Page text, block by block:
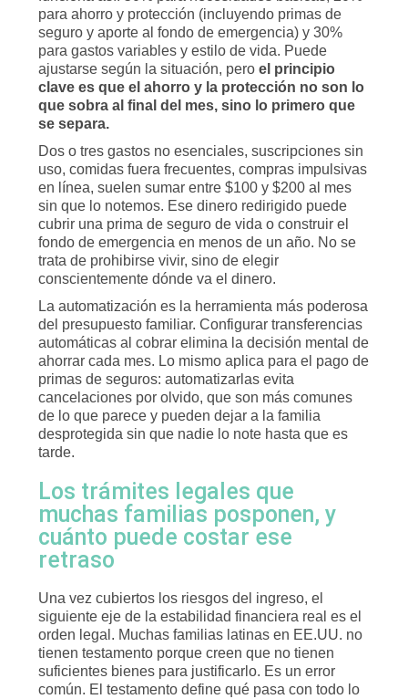
para ahorro y protección (incluyendo primas de
seguro y aporte al fondo de emergencia) y 30%
para gastos variables y estilo de vida. Puede
ajustarse según la situación, pero el principio
clave es que el ahorro y la protección no son lo
que sobra al final del mes, sino lo primero que
se separa.
Dos o tres gastos no esenciales, suscripciones sin
uso, comidas fuera frecuentes, compras impulsivas
en línea, suelen sumar entre $100 y $200 al mes
sin que lo notemos. Ese dinero redirigido puede
cubrir una prima de seguro de vida o construir el
fondo de emergencia en menos de un año. No se
trata de prohibirse vivir, sino de elegir
conscientemente dónde va el dinero.
La automatización es la herramienta más poderosa
del presupuesto familiar. Configurar transferencias
automáticas al cobrar elimina la decisión mental de
ahorrar cada mes. Lo mismo aplica para el pago de
primas de seguros: automatizarlas evita
cancelaciones por olvido, que son más comunes
de lo que parece y pueden dejar a la familia
desprotegida sin que nadie lo note hasta que es
tarde.
Los trámites legales que
muchas familias posponen, y
cuánto puede costar ese
retraso
Una vez cubiertos los riesgos del ingreso, el
siguiente eje de la estabilidad financiera real es el
orden legal. Muchas familias latinas en EE.UU. no
tienen testamento porque creen que no tienen
suficientes bienes para justificarlo. Es un error
común. El testamento define qué pasa con todo lo